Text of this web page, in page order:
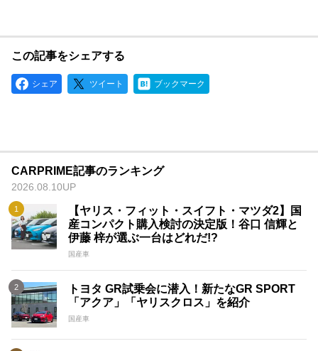
この記事をシェアする
シェア ツイート ブックマーク
CARPRIME記事のランキング
2026.08.10UP
【ヤリス・フィット・スイフト・マツダ2】国
産コンパクト購入検討の決定版！谷口 信輝と
伊藤 梓が選ぶ一台はどれだ!?
国産車
トヨタ GR試乗会に潜入！新たなGR SPORT
「アクア」「ヤリスクロス」を紹介
国産車